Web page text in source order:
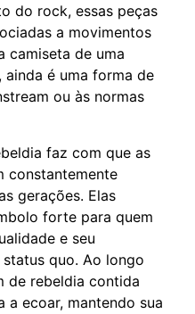
do rock, essas peças
a movimentos
camiseta de uma
é uma forma de
ou às normas
faz com que as
constantemente
gerações. Elas
forte para quem
e seu
quo. Ao longo
de rebeldia contida
a ecoar, mantendo sua